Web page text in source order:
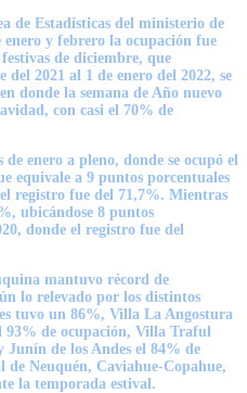
de Estadísticas del ministerio de
y febrero la ocupación fue
de diciembre, que
del 2021 al 1 de enero del 2022, se
donde la semana de Año nuevo
con casi el 70% de
enero a pleno, donde se ocupó el
equivale a 9 puntos porcentuales
registro fue del 71,7%. Mientras
ubicándose 8 puntos
donde el registro fue del
mantuvo récord de
lo relevado por los distintos
tuvo un 86%, Villa La Angostura
de ocupación, Villa Traful
de los Andes el 84% de
Neuquén, Caviahue-Copahue,
la temporada estival.